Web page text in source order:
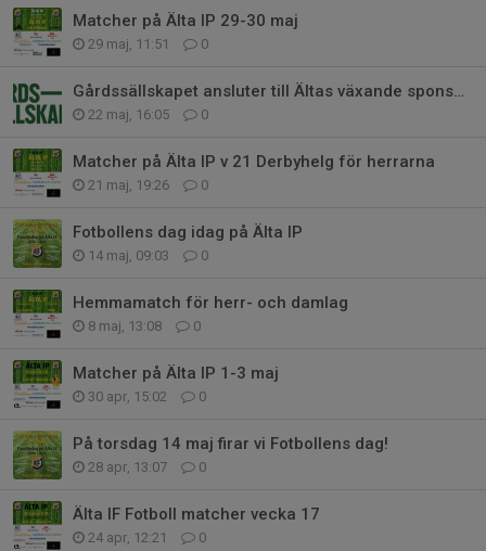
Matcher på Älta IP 29-30 maj
29 maj, 11:51 0
Gårdssällskapet ansluter till Ältas växande sponsorfamilj!
22 maj, 16:05 0
Matcher på Älta IP v 21 Derbyhelg för herrarna
21 maj, 19:26 0
Fotbollens dag idag på Älta IP
14 maj, 09:03 0
Hemmamatch för herr- och damlag
8 maj, 13:08 0
Matcher på Älta IP 1-3 maj
30 apr, 15:02 0
På torsdag 14 maj firar vi Fotbollens dag!
28 apr, 13:07 0
Älta IF Fotboll matcher vecka 17
24 apr, 12:21 0